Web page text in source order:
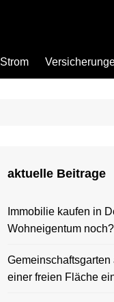
Strom
aktuelle Beitrage
Immobilie kaufen in
Wohneigentum noch?
einer freien Fläche